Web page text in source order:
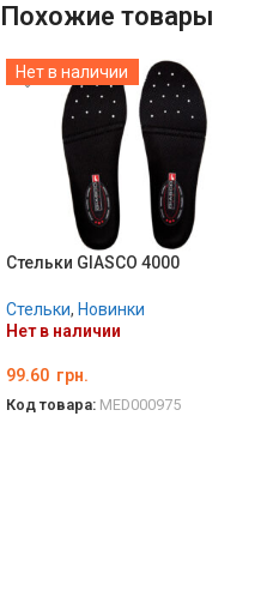
Похожие товары
Нет в наличии
Стельки GIASCO 4000
Стельки, Новинки
Нет в наличии
99.60 грн.
Код товара: MED000975